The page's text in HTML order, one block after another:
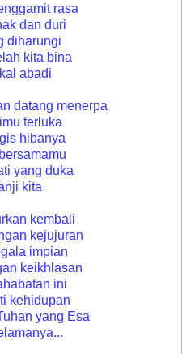
rasa
dan duri
diharungi
kita bina
abadi
datang menerpa
terluka
hibanya
yang duka
kita
kembali
kejujuran
impian
keikhlasan
ini
kehidupan
yang Esa